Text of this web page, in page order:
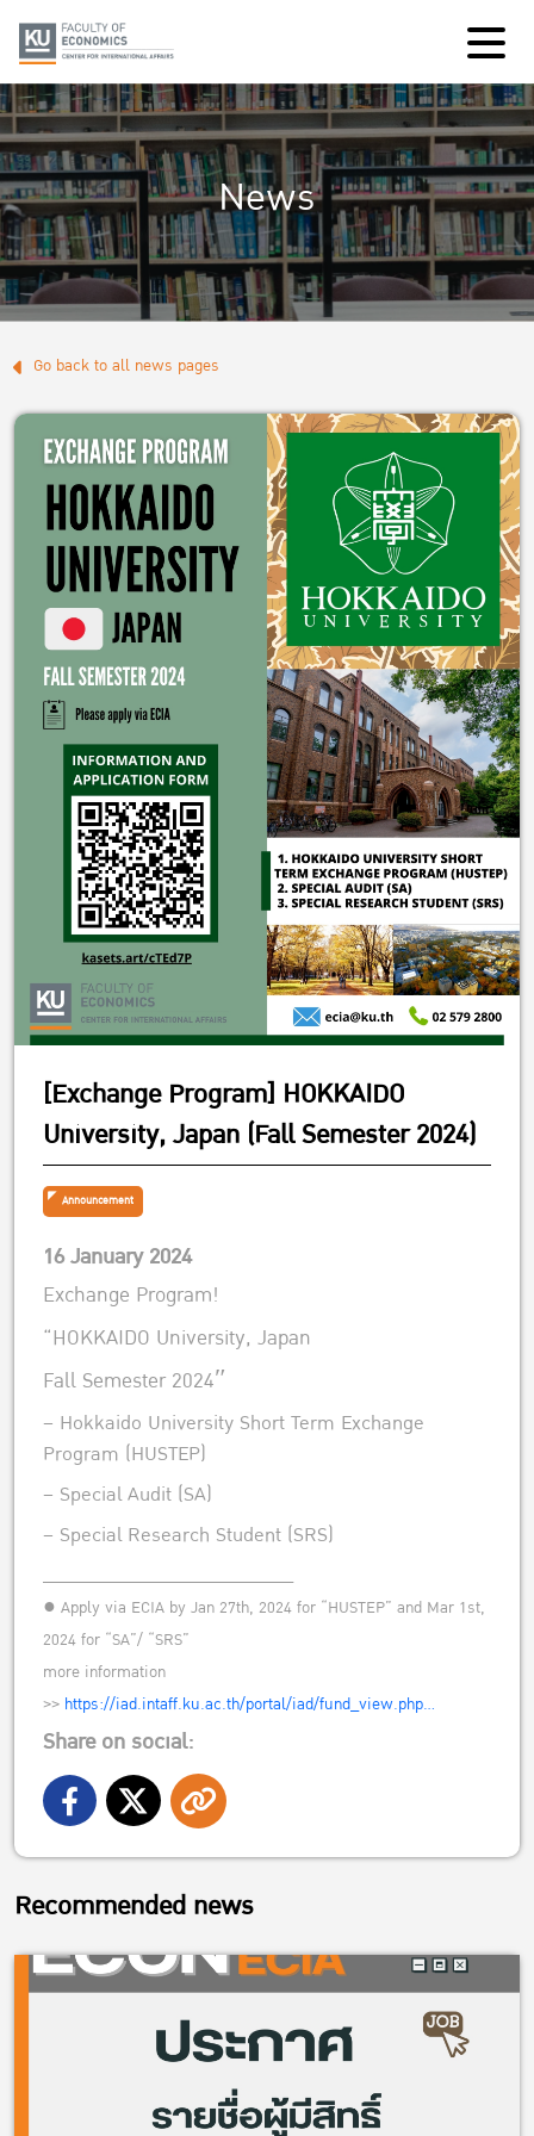
News
Go back to all news pages
[Exchange Program] HOKKAIDO
University, Japan (Fall Semester 2024)
Announcement
16 January 2024
Exchange Program!
“HOKKAIDO University, Japan
Fall Semester 2024″
– Hokkaido University Short Term Exchange
Program (HUSTEP)
– Special Audit (SA)
– Special Research Student (SRS)
______________________________
● Apply via ECIA by Jan 27th, 2024 for “HUSTEP” and Mar 1st,
2024 for “SA”/ “SRS”
more information
>> https://iad.intaff.ku.ac.th/portal/iad/fund_view.php…
Share on social:
Recommended news